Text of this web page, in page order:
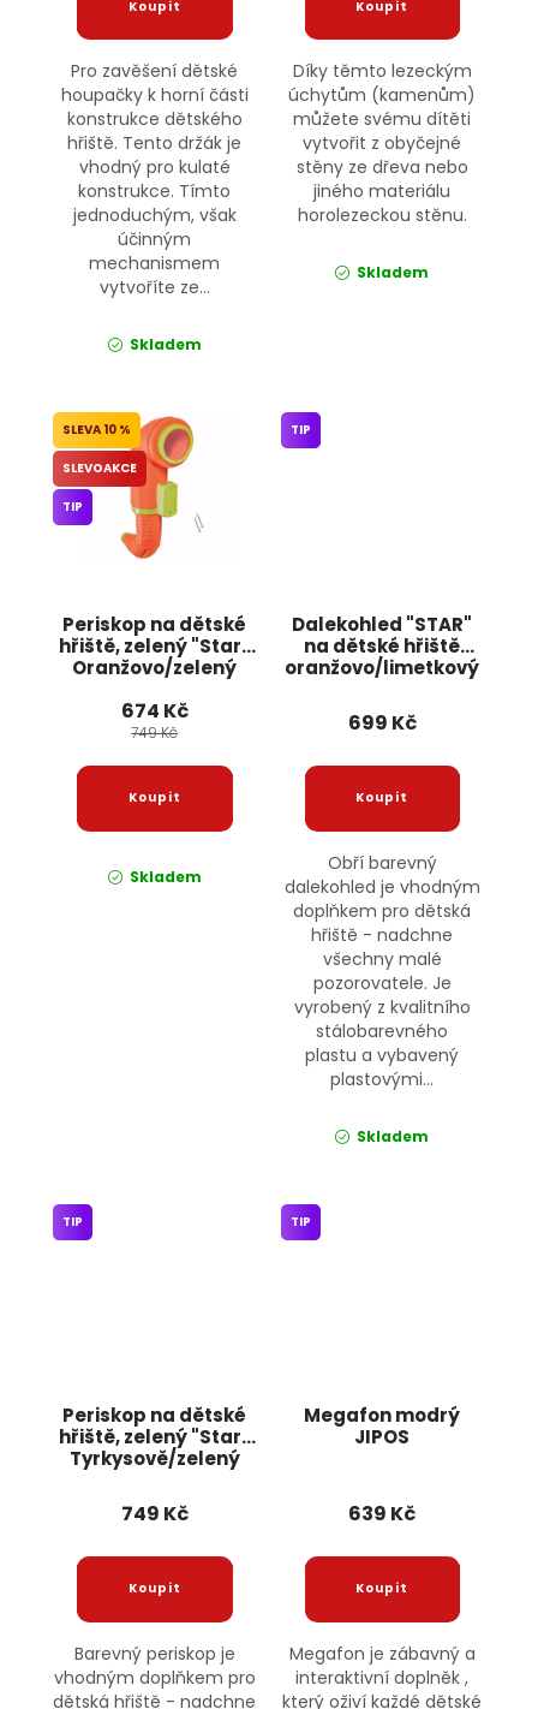
Pro zavěšení dětské
houpačky k horní části
konstrukce dětského
hřiště. Tento držák je
vhodný pro kulaté
konstrukce. Tímto
jednoduchým, však
účinným
mechanismem
vytvoříte ze...
Skladem
Díky těmto lezeckým
úchytům (kamenům)
můžete svému dítěti
vytvořit z obyčejné
stěny ze dřeva nebo
jiného materiálu
horolezeckou stěnu.
Skladem
Periskop na dětské
hřiště, zelený "Star"
Oranžovo/zelený
10 %
SLEVOAKCE
TIP
674 Kč
749 Kč
Skladem
Dalekohled "STAR"
na dětské hřiště
oranžovo/limetkový
TIP
699 Kč
Obří barevný
dalekohled je vhodným
doplňkem pro dětská
hřiště - nadchne
všechny malé
pozorovatele. Je
vyrobený z kvalitního
stálobarevného
plastu a vybavený
plastovými...
Skladem
Periskop na dětské
hřiště, zelený "Star"
Tyrkysově/zelený
TIP
749 Kč
Barevný periskop je
vhodným doplňkem pro
dětská hřiště - nadchne
Megafon modrý
JIPOS
TIP
639 Kč
Megafon je zábavný a
interaktivní doplněk ,
který oživí každé dětské